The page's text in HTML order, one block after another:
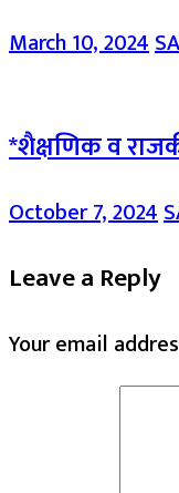
March 10, 2024
*शैक्षणिक व
October 7, 2024
Leave a Reply
Your email